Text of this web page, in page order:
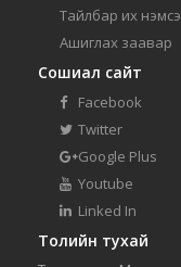
Тайлбар их
Ашиглах заавар
Сошиал сайт
Facebook
Twitter
Google Plus
Youtube
Linked In
Толийн тухай